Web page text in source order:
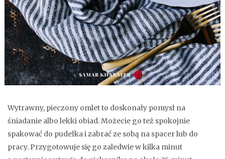
Wytrawny, pieczony omlet to doskonały pomysł na
śniadanie albo lekki obiad. Możecie go też spokojnie
spakować do pudełka i zabrać ze sobą na spacer lub do
pracy. Przygotowuje się go zaledwie w kilka minut